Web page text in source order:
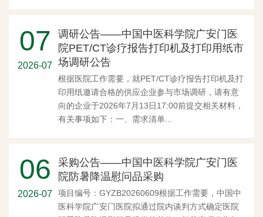
07
2026-07
调研公告——中国中医科学院广安门医
院PET/CT诊疗报告打印机及打印用纸市
场调研公告
根据医院工作需要，就PET/CT诊疗报告打印机及打
印用纸邀请合格的供应企业参与市场调研，请有意
向的企业于2026年7月13日17:00前提交相关材料，
有关事项如下：一、需求清单...
06
2026-07
采购公告——中国中医科学院广安门医
院防暑降温慰问品采购
项目编号：GYZB20260609根据工作需要，中国中
医科学院广安门医院拟通过院内谈判方式确定医院